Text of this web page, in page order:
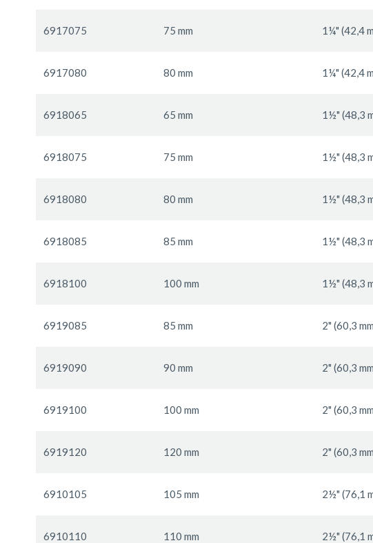
6917075 75 mm 1¼" (42,4
6917080 80 mm 1¼" (42,4
6918065 65 mm 1½" (48,3
6918075 75 mm 1½" (48,3
6918080 80 mm 1½" (48,3
6918085 85 mm 1½" (48,3
6918100 100 mm 1½" (48,3
6919085 85 mm 2" (60,3
6919090 90 mm 2" (60,3
6919100 100 mm 2" (60,3
6919120 120 mm 2" (60,3
6910105 105 mm 2½" (76,1
6910110 110 mm 2½" (76,1